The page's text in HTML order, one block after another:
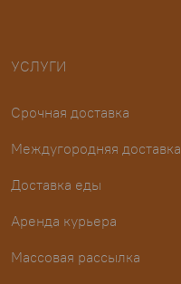
УСЛУГИ
Срочная доставка
Междугородняя доставка
Доставка еды
Аренда курьера
Массовая рассылка